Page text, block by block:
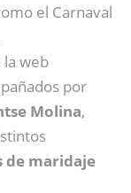
el Carnaval
la web
por
Molina,
de maridaje